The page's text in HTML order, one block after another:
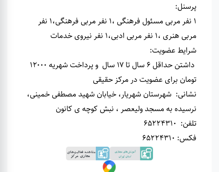
پرسنل:
1 نفر مربی مسئول فرهنگی ،1 نفر مربی فرهنگی،1 نفر
مربی هنری ،1 نفر مربی ادبی،1 نفر نیروی خدمات
شرایط عضویت:
داشتن حداقل ۶ سال تا ۱۷ سال و پرداخت شهریه ۱۲۰۰۰
تومان برای عضویت در مرکز حقیقی
نشانی: شهرستان شهریار، خیابان شهید مصطفی خمینی،
نرسیده به مسجد ولیعصر ، نبش کوچه ی کانون
تلفن:
فکس: 65224310